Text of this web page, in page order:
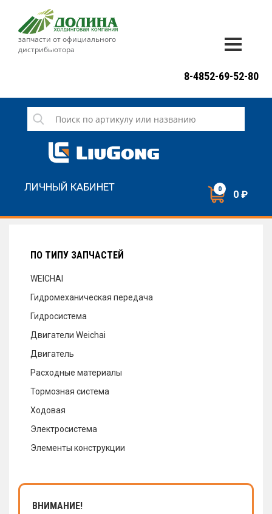
запчасти от официального
дистрибьютора
СЕРВИС
НОВОСТИ
8-4852-69-52-80
ЛИЧНЫЙ КАБИНЕТ 0 0 ₽
ПО ТИПУ ЗАПЧАСТЕЙ
WEICHAI
Гидромеханическая передача
Гидросистема
Двигатели Weichai
Двигатель
Расходные материалы
Тормозная система
Ходовая
Электросистема
Элементы конструкции
ВНИМАНИЕ!